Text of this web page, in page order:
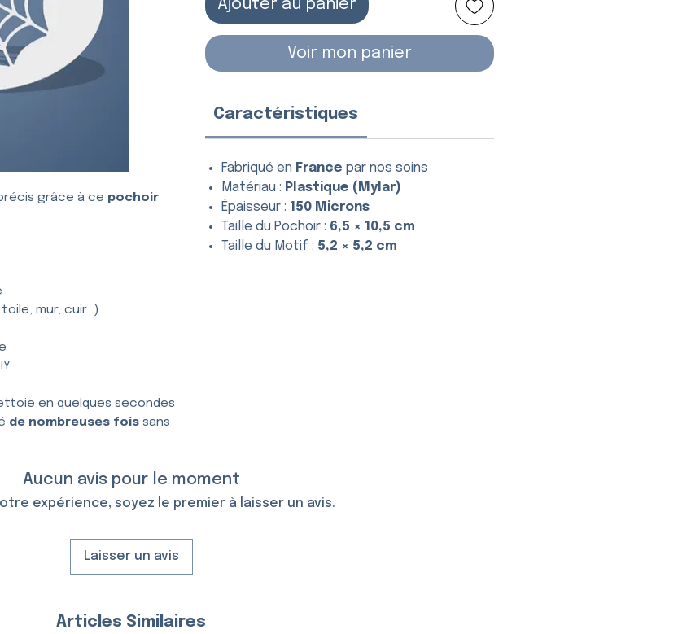
grâce à ce pochoir
mur, cuir…)
en quelques secondes
de nombreuses foissans
Ajouter au panier
Voir mon panier
Caractéristiques
Fabriqué en France par nos soins
Matériau : Plastique (Mylar)
Épaisseur : 150 Microns
Taille du Pochoir : 6,5 × 10,5 cm
Taille du Motif : 5,2 × 5,2 cm
Aucun avis pour le moment
expérience, soyez le premier à laisser un avis.
Laisser un avis
Articles Similaires